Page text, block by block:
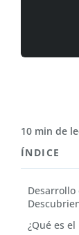
10 min de
ÍNDICE
Desarrollo
¿Qué es